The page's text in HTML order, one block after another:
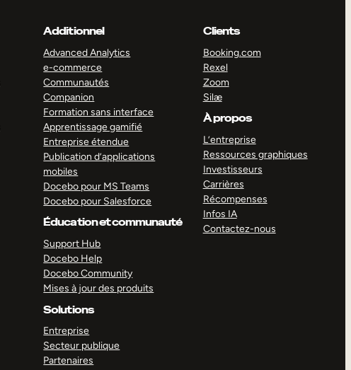
Additionnel
Advanced Analytics
e-commerce
Communautés
Companion
Formation sans interface
Apprentissage gamifié
Entreprise étendue
Publication d’applications
mobiles
Docebo pour MS Teams
Docebo pour Salesforce
Éducation et communauté
Support Hub
Docebo Help
Docebo Community
Mises à jour des produits
Solutions
Entreprise
Secteur publique
Partenaires
Clients
Booking.com
Rexel
Zoom
Silæ
À propos
L’entreprise
Ressources graphiques
Investisseurs
Carrières
Récompenses
Infos IA
Contactez-nous